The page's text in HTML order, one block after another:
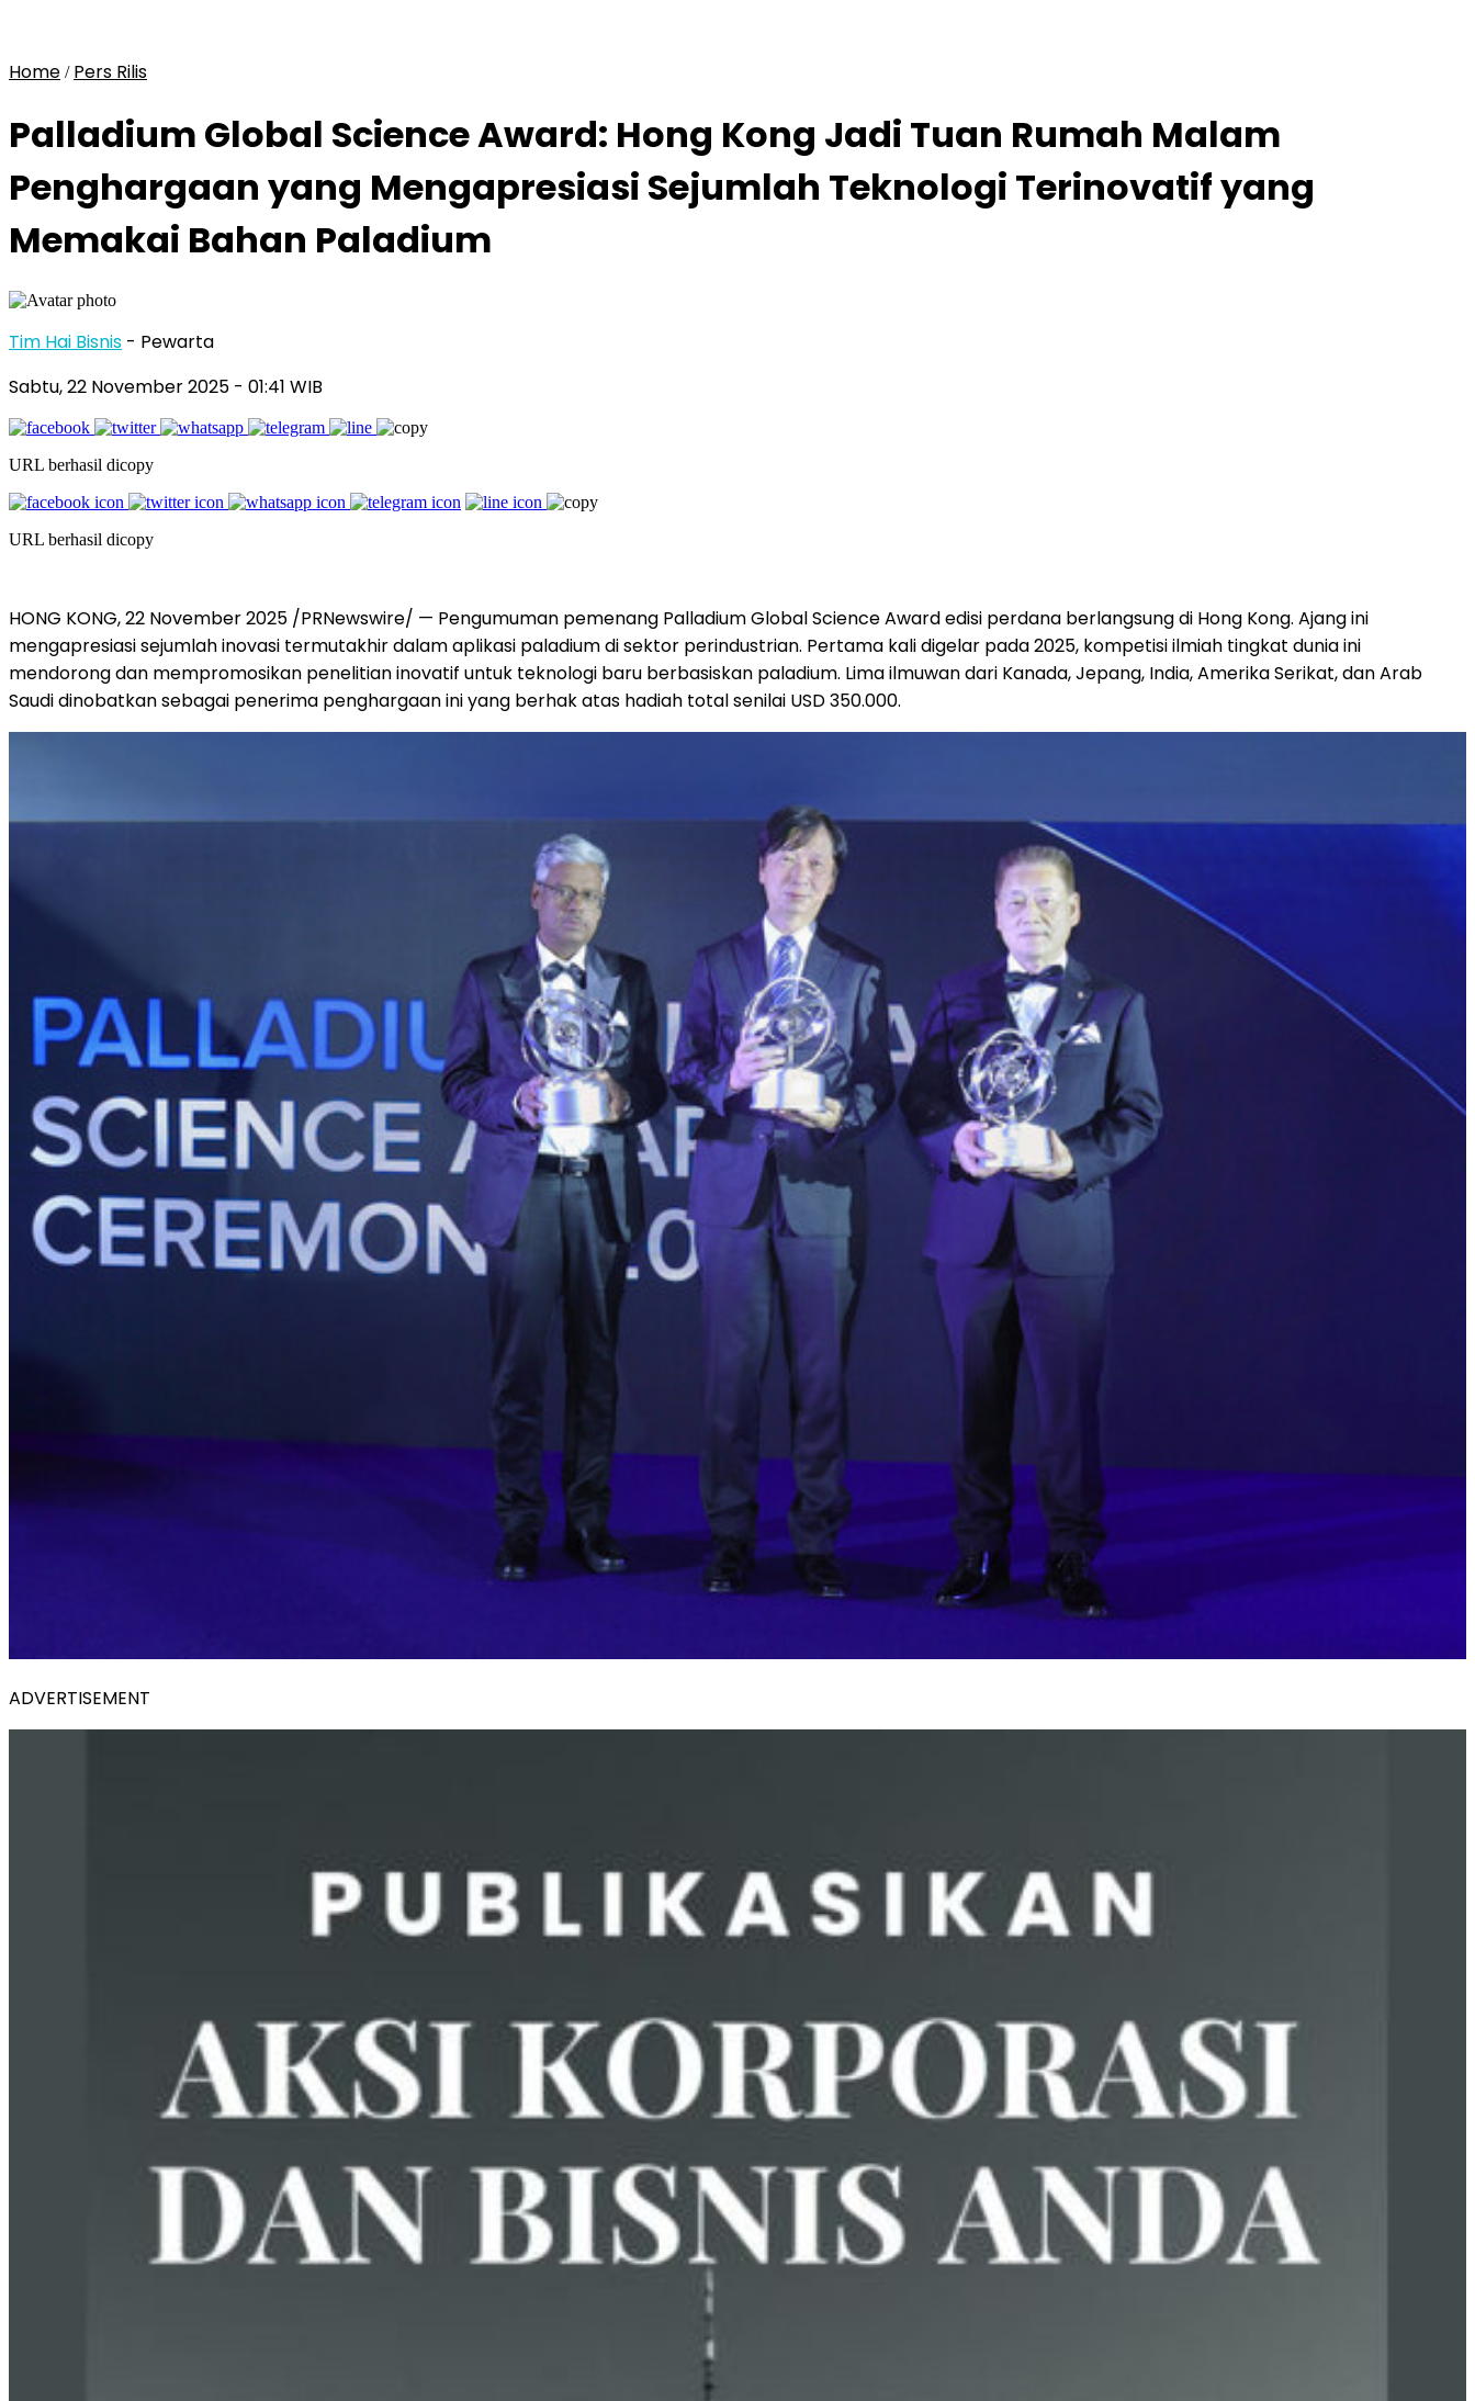
Home / Pers Rilis
Palladium Global Science Award: Hong Kong Jadi Tuan Rumah Malam
Penghargaan yang Mengapresiasi Sejumlah Teknologi Terinovatif yang
Memakai Bahan Paladium
Tim Hai Bisnis - Pewarta
Sabtu, 22 November 2025 - 01:41 WIB
URL berhasil dicopy
URL berhasil dicopy
HONG KONG,22 November 2025 /PRNewswire/ — Pengumuman pemenang Palladium Global Science Award edisi perdana berlangsung di Hong Kong. Ajang ini
mengapresiasi sejumlah inovasi termutakhir dalam aplikasi paladium di sektor perindustrian. Pertama kali digelar pada 2025, kompetisi ilmiah tingkat dunia ini
mendorong dan mempromosikan penelitian inovatif untuk teknologi baru berbasiskan paladium. Limailmuwan dari Kanada, Jepang, India, Amerika Serikat, dan Arab
Saudi dinobatkan sebagai penerima penghargaan ini yang berhak atas hadiah total senilai USD 350.000.
ADVERTISEMENT